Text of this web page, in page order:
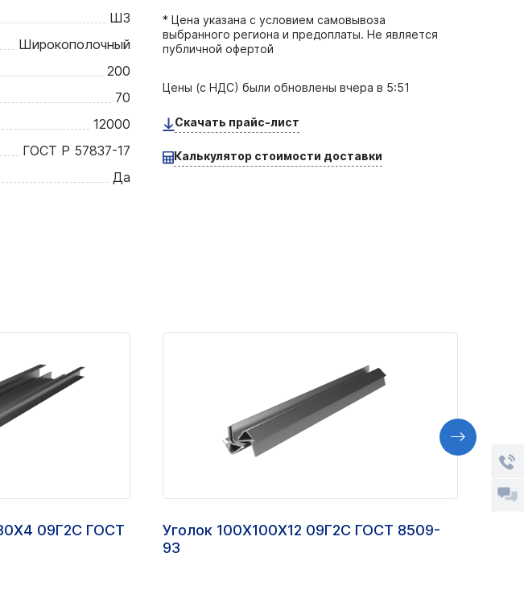
Ш3
Широкополочный
200
70
12000
ГОСТ Р 57837-17
Да
* Цена указана с условием самовывоза
выбранного региона и предоплаты. Не является
публичной офертой
Цены (с НДС) были обновленывчера в 5:51
Скачать прайс-лист
Калькулятор стоимости доставки
09Г2С ГОСТ
Уголок 100Х100Х12 09Г2С ГОСТ 8509-
93